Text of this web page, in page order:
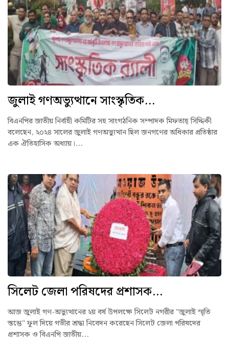
জুলাই গণঅভ্যুত্থানে সাংস্কৃতিক...
বিএনপির জাতীয় নির্বাহী কমিটির সহ সাংগঠনিক সম্পাদক মিফতাহ্ সিদ্দিকী
বলেছেন, ২০২৪ সালের জুলাই গণঅভ্যুত্থান ছিল জনগণের অধিকার প্রতিষ্ঠার
এক ঐতিহাসিক অধ্যায়।...
সিলেট জেলা পরিষদের প্রশাসক...
আজ জুলাই গণ-অভ্যুত্থানের ২য় বর্ষ উপলক্ষে সিলেট নগরীর "জুলাই স্মৃতি
স্তম্ভে" ফুল দিয়ে গভীর শ্রদ্ধা নিবেদন করেছেন সিলেট জেলা পরিষদের
প্রশাসক ও বিএনপি জাতীয়...